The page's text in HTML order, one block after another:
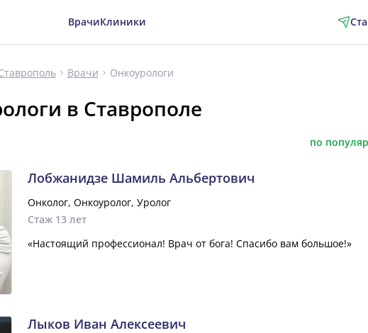
ВрачиКлиники
Врачи Онкоурологи
в Ставрополе
по
Лобжанидзе Шамиль Альбертович
Онколог, Онкоуролог, Уролог
Стаж 13 лет
«Настоящий профессионал! Врач от бога! Спасибо вам большое!»
Лыков Иван Алексеевич